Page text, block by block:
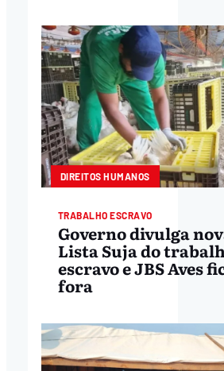
DIREITOS HUMANOS
TRABALHO ESCRAVO
Governo divulga
Lista Suja do
escravo e JBS Aves
fora